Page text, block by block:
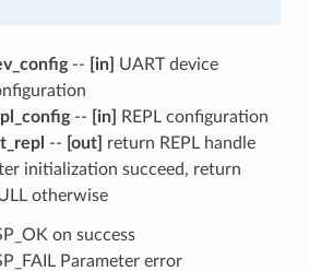
-- [in]
UART device
-- [in]
REPL configuration
-- [out]
return REPL handle
initialization succeed, return
otherwise
on success
Parameter error